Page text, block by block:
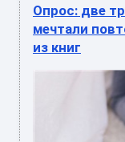
Опрос: две
мечтали
из книг